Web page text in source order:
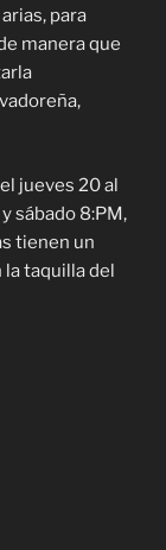
para
manera que
jueves 20 al
sábado 8:PM,
tienen un
la taquilla del